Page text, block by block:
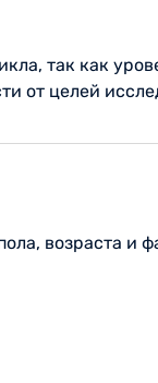
так как
от целей